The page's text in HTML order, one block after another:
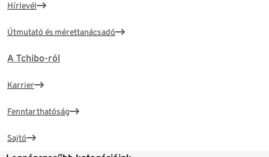
Hírlevél
Útmutató és mérettanácsadó
A Tchibo-ról
Karrier
Fenntarthatóság
Sajtó